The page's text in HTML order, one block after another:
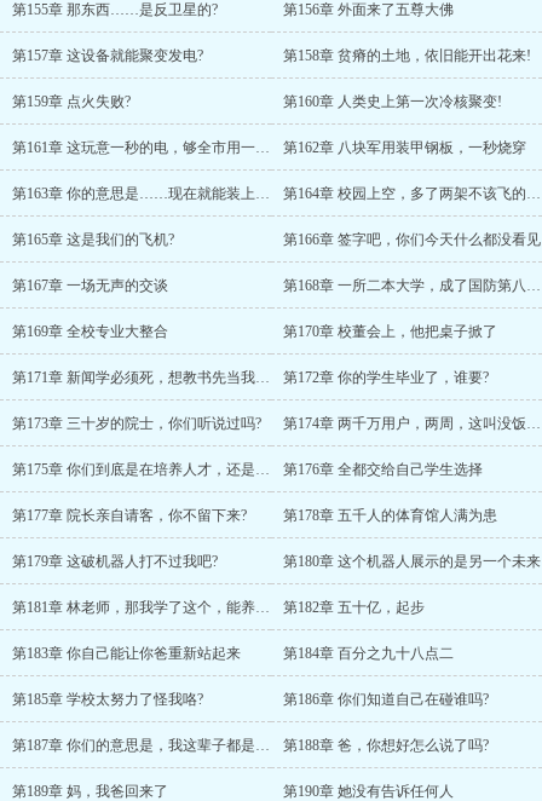
第155章 那东西……是反卫星的? 第156章 外面来了五尊大佛
第157章 这设备就能聚变发电? 第158章 贫瘠的土地，依旧能开出花来!
第159章 点火失败? 第160章 人类史上第一次冷核聚变!
第161章 这玩意一秒的电，够全市用一天? 第162章 八块军用装甲钢板，一秒烧穿
第163章 你的意思是……现在就能装上航母? 第164章 校园上空，多了两架不该飞的东西
第165章 这是我们的飞机? 第166章 签字吧，你们今天什么都没看见
第167章 一场无声的交谈 第168章 一所二本大学，成了国防第八子?
第169章 全校专业大整合 第170章 校董会上，他把桌子掀了
第171章 新闻学必须死，想教书先当我的学生 第172章 你的学生毕业了，谁要?
第173章 三十岁的院士，你们听说过吗? 第174章 两千万用户，两周，这叫没饭吃?
第175章 你们到底是在培养人才，还是在维护制度? 第176章 全都交给自己学生选择
第177章 院长亲自请客，你不留下来? 第178章 五千人的体育馆人满为患
第179章 这破机器人打不过我吧? 第180章 这个机器人展示的是另一个未来
第181章 林老师，那我学了这个，能养活我整个家吗? 第182章 五十亿，起步
第183章 你自己能让你爸重新站起来 第184章 百分之九十八点二
第185章 学校太努力了怪我咯? 第186章 你们知道自己在碰谁吗?
第187章 你们的意思是，我这辈子都是个笑话? 第188章 爸，你想好怎么说了吗?
第189章 妈，我爸回来了 第190章 她没有告诉任何人